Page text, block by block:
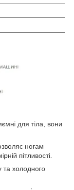
для тіла, вони
ногам
пітливості.
та холодного